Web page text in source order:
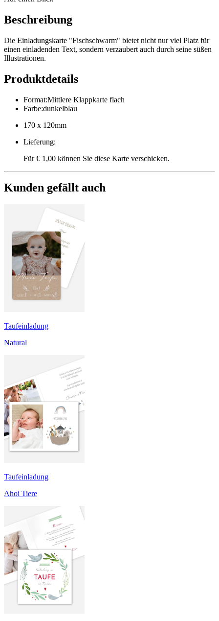
Beschreibung
Die Einladungskarte "Fischschwarm" bietet nicht nur viel Platz für
einen einladenden Text, sondern verzaubert auch durch seine süßen
Illustrationen.
Produktdetails
Format:Mittlere Klappkarte flach
Farbe:dunkelblau
170 x 120mm
Lieferung:
Für € 1,00 können Sie diese Karte verschicken.
Kunden gefällt auch
Taufeinladung
Natural
Taufeinladung
Ahoi Tiere